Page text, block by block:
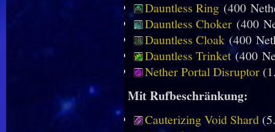
Dauntless Ring (400
Dauntless Choker (400
Dauntless Cloak (400
Dauntless Trinket (400
Nether Portal Disruptor
Mit Rufbeschränkung:
Cauterizing Void Shard